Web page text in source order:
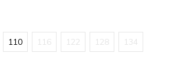
110 116 122 128 134